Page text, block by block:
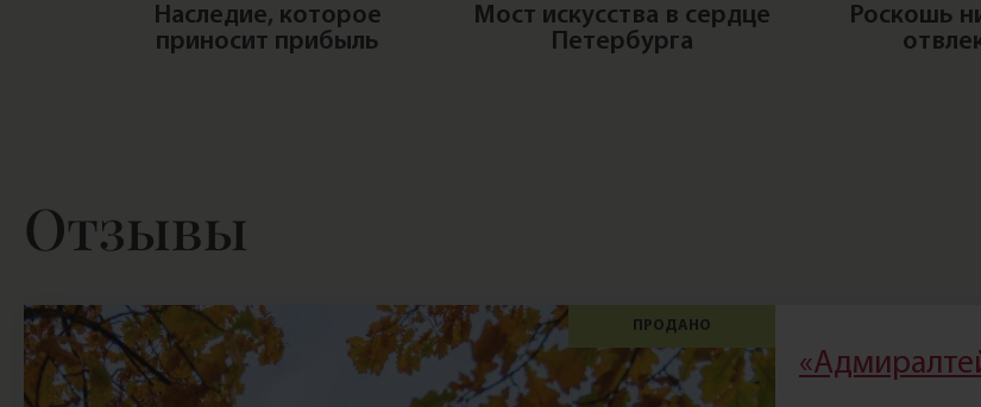
Наследие, которое
приносит прибыль
Мост искусства в сердце
Петербурга
Роскошь
Отзывы
ПРОДАНО